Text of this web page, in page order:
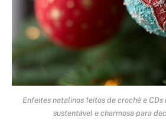
Enfeites natalinos feitos de crochê e
sustentável e charmosa para